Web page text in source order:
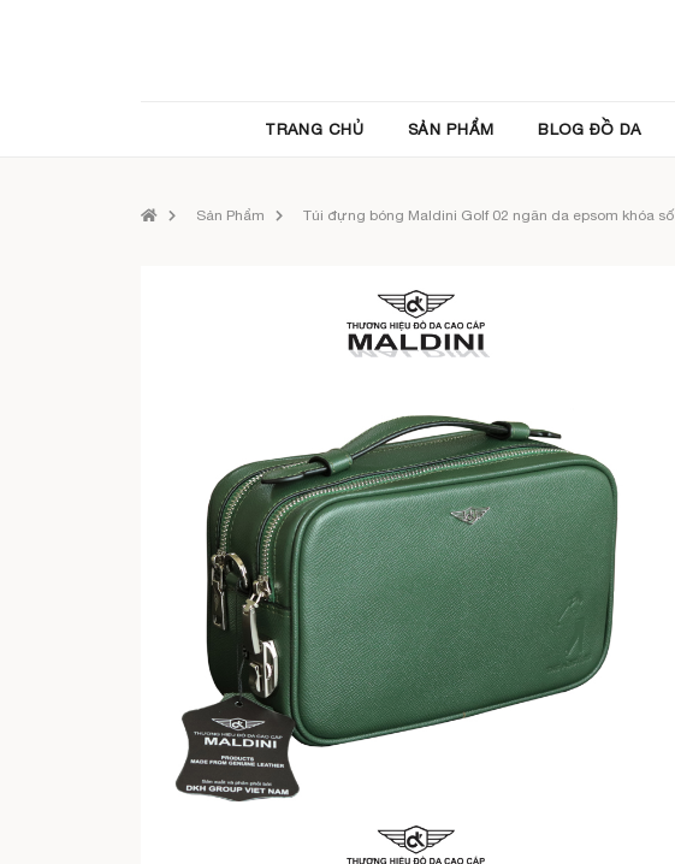
TRANG CHỦ SẢN PHẨM BLOG ĐỒ DA
Sản Phẩm Túi đựng bóng Maldini Golf 02 ngăn da epsom khóa số